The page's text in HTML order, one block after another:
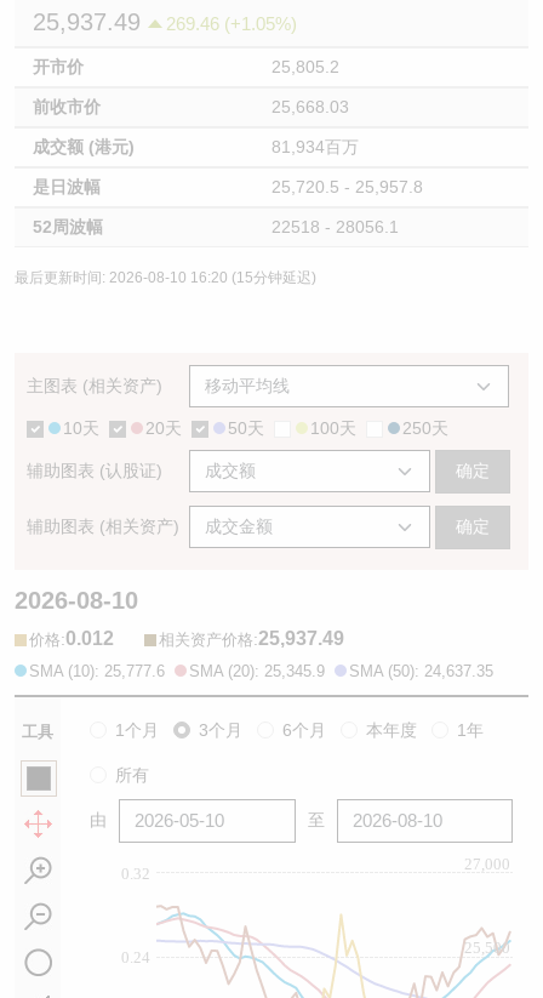
25,937.49
269.46 (+1.05%)
开市价 25,805.2
前收市价 25,668.03
成交额 (港元) 81,934百万
是日波幅 25,720.5 - 25,957.8
52周波幅 22518 - 28056.1
最后更新时间: 2026-08-10 16:20 (15分钟延迟)
主图表 (相关资产)
10天 20天 50天 100天 250天
辅助图表 (认股证) 确定
辅助图表 (相关资产) 确定
2026-08-10
价格:0.012 相关资产价格:25,937.49
SMA (10): 25,777.6 SMA (20): 25,345.9 SMA (50): 24,637.35
工具 1个月 3个月 6个月 本年度 1年
所有
由 至
0.24
0.32
25,500
27,000